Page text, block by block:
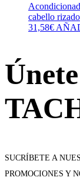
cabello
31,58€
SUCRÍBETE A
PROMOCIONES Y